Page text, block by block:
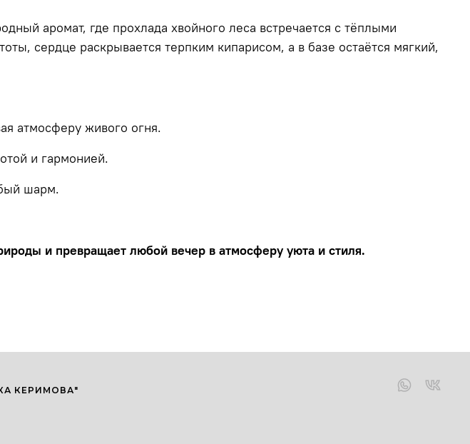
аромат, где прохлада хвойного леса встречается с тёплыми
сердце раскрывается терпким кипарисом, а в базе остаётся мягкий,
атмосферу живого огня.
и гармонией.
шарм.
и превращает любой вечер в атмосферу уюта и стиля.
КЕРИМОВА"